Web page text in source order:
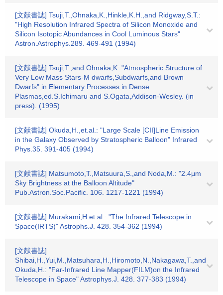
[文献書誌] Tsuji,T.,Ohnaka,K.,Hinkle,K.H.,and Ridgway,S.T.:
"High Resolution Infrared Spectra of Silicon Monoxide and
Silicon Isotopic Abundances in Cool Luminous Stars"
Astron.Astrophys.289. 469-491 (1994)
[文献書誌] Tsuji,T.,and Ohnaka,K: "Atmospheric Structure of
Very Low Mass Stars-M dwarfs,Subdwarfs,and Brown
Dwarfs" in Elementary Processes in Dense
Plasmas,ed.S.Ichimaru and S.Ogata,Addison-Wesley. (in
press). (1995)
[文献書誌] Okuda,H.,et.al.: "Large Scale [CII]Line Emission
in the Galaxy Observed by Stratospheric Balloon" Infrared
Phys.35. 391-405 (1994)
[文献書誌] Matsumoto,T.,Matsuura,S.,and Noda,M.: "2.4μm
Sky Brightness at the Balloon Altitude"
Pub.Astron.Soc.Pacific. 106. 1217-1221 (1994)
[文献書誌] Murakami,H.et.al.: "The Infrared Telescope in
Space(IRTS)" Astrophs.J. 428. 354-362 (1994)
[文献書誌]
Shibai,H.,Yui,M.,Matsuhara,H.,Hiromoto,N.,Nakagawa,T.,and
Okuda,H.: "Far-Infrared Line Mapper(FILM)on the Infrared
Telescope in Space" Astrophys.J. 428. 377-383 (1994)